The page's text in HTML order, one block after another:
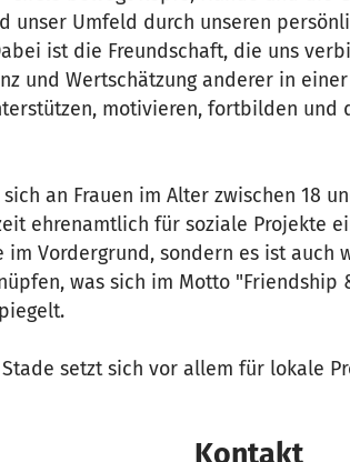
unser Umfeld durch unseren
ist die Freundschaft, die uns
und Wertschätzung anderer in
motivieren, fortbilden und
an Frauen im Alter zwischen 18
ehrenamtlich für soziale Projekte
Vordergrund, sondern es ist auch
was sich im Motto "Friendship
setzt sich vor allem für lokale
Kontakt